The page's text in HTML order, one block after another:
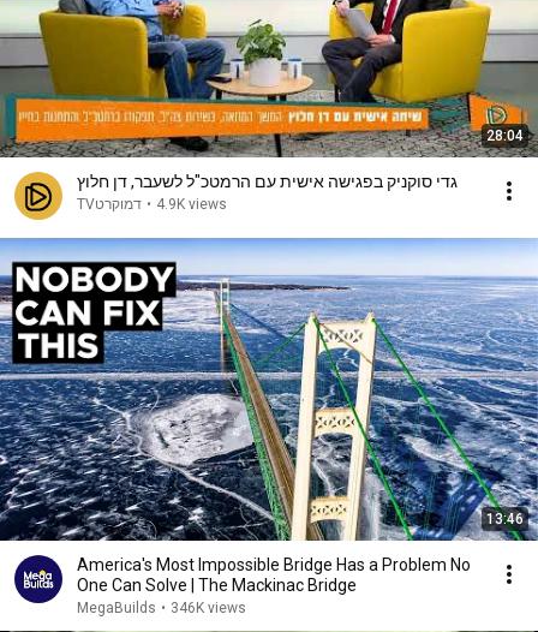
28:04
גדי סוקניק בפגישה אישית עם הרמטכ"ל לשעבר, דן חלוץ
דמוקרטTV • 4.9K views
13:46
America's Most Impossible Bridge Has a Problem No
One Can Solve | The Mackinac Bridge
MegaBuilds • 346K views